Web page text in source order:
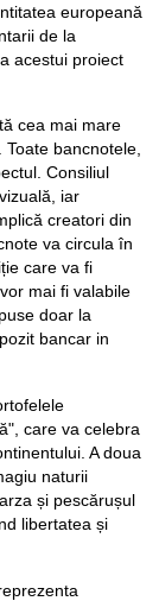
europeană
de la
acestui proiect
cea mai mare
bancnotele,
Consiliul
iar
creatori din
va circula în
care va fi
mai fi valabile
doar la
bancar in
care va celebra
A doua
naturii
și pescărușul
libertatea și